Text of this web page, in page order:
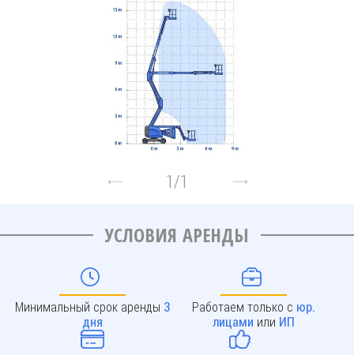
1/1
УСЛОВИЯ АРЕНДЫ
Минимальный срок аренды 3
дня
Работаем только с юр.
лицами или ИП